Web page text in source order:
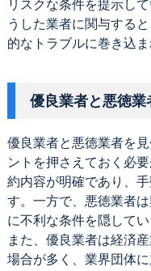
リスクな条件を提示し
うした業者に関与する
的なトラブルに巻き込
優良業者と悪徳業
優良業者と悪徳業者を
ントを押さえておく必
約内容が明確であり、
す。一方で、悪徳業者
に不利な条件を隠してい
また、優良業者は経済
場合が多く、業界団体